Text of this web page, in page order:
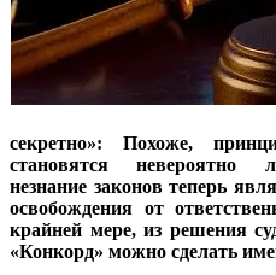
секретно»: Похоже,
становятся невероятно
незнание законов теперь
освобождения от
крайней мере, из решения
«Конкорд» можно сделать